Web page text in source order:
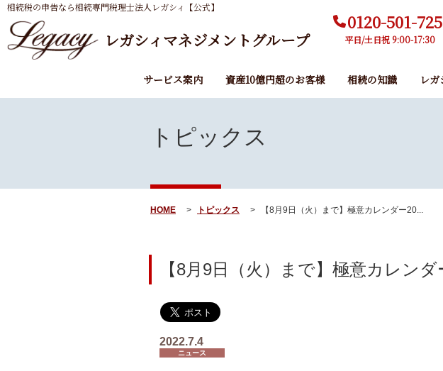
相続税の申告なら相続専門税理士法人レガシィ【公式】
レガシィマネジメントグループ
0120-501-725
平日/土日祝 9:00-17:30
サービス案内 資産10億円超のお客様 相続の知識 レ
トピックス
HOME トピックス 【8月9日（火）まで】極意カレンダー20...
【8月9日（火）まで】極意カレン
2022.7.4
ニュース